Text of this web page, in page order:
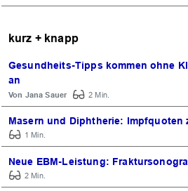
kurz + knapp
Gesundheits-Tipps kommen ohne
an
Jana Sauer 2 Min.
Masern und Diphtherie: Impfquoten
1 Min.
Neue EBM-Leistung:
2 Min.